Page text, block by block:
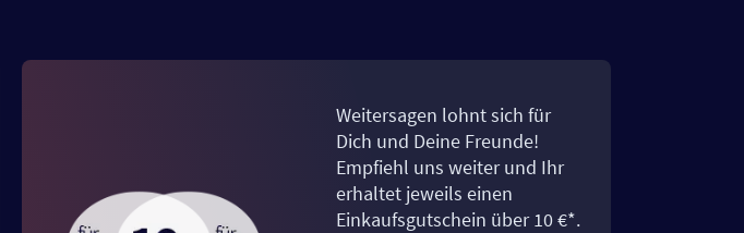
Weitersagen lohnt sich für
Dich und Deine Freunde!
Empfiehl uns weiter und Ihr
erhaltet jeweils einen
Einkaufsgutschein über 10 €*.